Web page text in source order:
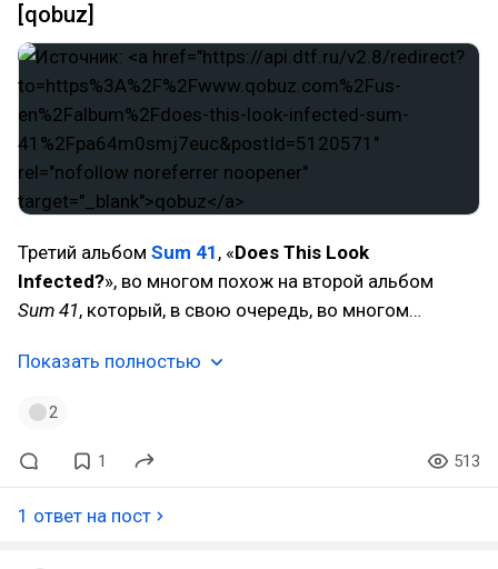
[qobuz]
Третий альбом Sum 41 , «Does This Look
Infected?», во многом похож на второй альбом
Sum 41, который, в свою очередь, во многом…
Показать полностью
2
1 513
1 ответ на пост